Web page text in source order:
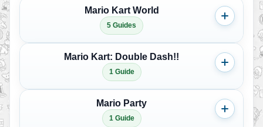
Mario Kart World
5 Guides
Mario Kart: Double Dash!!
1 Guide
Mario Party
1 Guide